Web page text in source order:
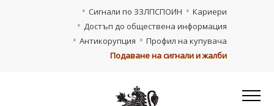
Кариери
Сигнали по ЗЗЛПСПОИН
Достъп до обществена информация
Профил на купувача
Антикорупция
Подаване на сигнали и жалби